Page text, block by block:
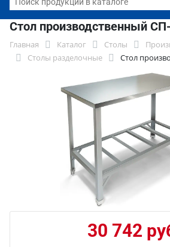
Стол производственный
Главная Каталог Столы
Столы разделочные
Стол
30 742